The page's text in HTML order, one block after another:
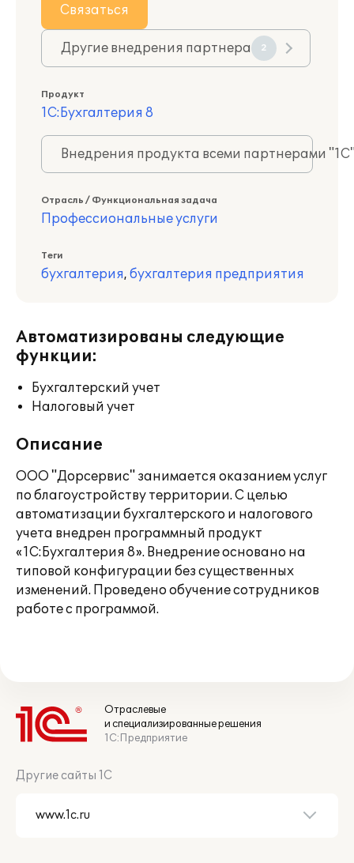
Связаться
Другие внедрения партнера 2
Продукт
1С:Бухгалтерия 8
Внедрения продукта всеми партнерами
Отрасль / Функциональная задача
Профессиональные услуги
Теги
бухгалтерия, бухгалтерия предприятия
Автоматизированы следующие
функции:
Бухгалтерский учет
Налоговый учет
Описание
ООО "Дорсервис" занимается оказанием услуг
по благоустройству территории. С целью
автоматизации бухгалтерского и налогового
учета внедрен программный продукт
«1С:Бухгалтерия 8». Внедрение основано на
типовой конфигурации без существенных
изменений. Проведено обучение сотрудников
работе с программой.
Отраслевые
и специализированные решения
1С:Предприятие
Другие сайты 1С